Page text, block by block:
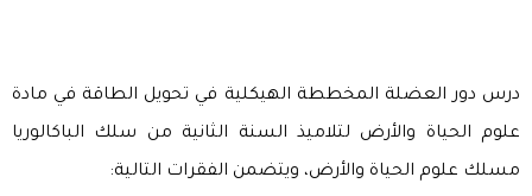
درس دور العضلة المخططة الهيكلية في تحويل الطاقة في مادة
علوم الحياة والأرض لتلاميذ السنة الثانية من سلك الباكالوريا
مسلك علوم الحياة والأرض، ويتضمن الفقرات التالية: